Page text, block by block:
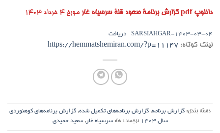
دانلوپ pdf گزارش برنامۀ صعود قلۀ سرسیاه غار مورخ ۴ خرداد ۱۴۰۳
1403-03-04-SARSIAHGAR دریافت
لینک کوتاه: https://hemmatshemiran.com/?p=11147
دسته بندی: گزارش برنامه, گزارش برنامه‌های تکمیل شده, گزارش برنامه‌های کوهنوردی
سال ۱۴۰۳
برچسب ها:سرسیاه غار,سعید حمیدی